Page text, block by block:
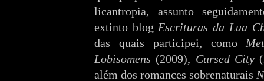
licantropia, assunto
extinto blog Escrituras da Lua
das quais participei, como
Lobisomens (2009), Cursed City
além dos romances sobrenaturais